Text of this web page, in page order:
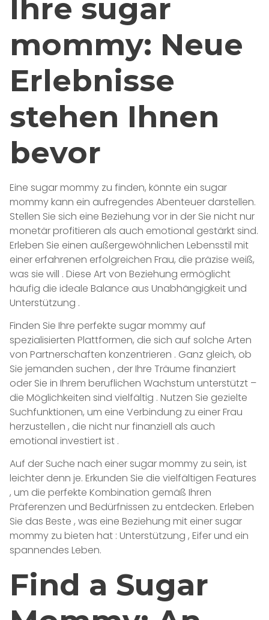
Ihre sugar
mommy: Neue
Erlebnisse
stehen Ihnen
bevor
Eine sugar mommy zu finden, könnte ein sugar
mommy kann ein aufregendes Abenteuer darstellen.
Stellen Sie sich eine Beziehung vor in der Sie nicht nur
monetär profitieren als auch emotional gestärkt sind.
Erleben Sie einen außergewöhnlichen Lebensstil mit
einer erfahrenen erfolgreichen Frau, die präzise weiß,
was sie will . Diese Art von Beziehung ermöglicht
häufig die ideale Balance aus Unabhängigkeit und
Unterstützung .
Finden Sie Ihre perfekte sugar mommy auf
spezialisierten Plattformen, die sich auf solche Arten
von Partnerschaften konzentrieren . Ganz gleich, ob
Sie jemanden suchen , der Ihre Träume finanziert
oder Sie in Ihrem beruflichen Wachstum unterstützt –
die Möglichkeiten sind vielfältig . Nutzen Sie gezielte
Suchfunktionen, um eine Verbindung zu einer Frau
herzustellen , die nicht nur finanziell als auch
emotional investiert ist .
Auf der Suche nach einer sugar mommy zu sein, ist
leichter denn je. Erkunden Sie die vielfältigen Features
, um die perfekte Kombination gemäß Ihren
Präferenzen und Bedürfnissen zu entdecken. Erleben
Sie das Beste , was eine Beziehung mit einer sugar
mommy zu bieten hat : Unterstützung , Eifer und ein
spannendes Leben.
Find a Sugar